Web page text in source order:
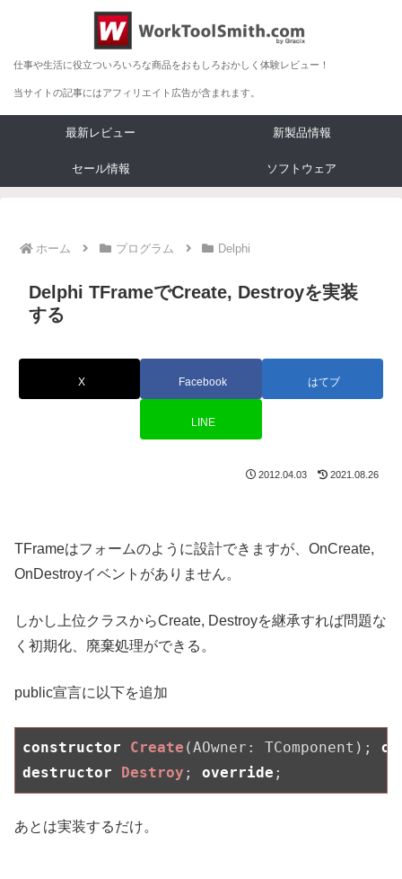
仕事や生活に役立ついろいろな商品をおもしろおかしく体験レビュー！
当サイトの記事にはアフィリエイト広告が含まれます。
最新レビュー 新製品情報
セール情報 ソフトウェア
ホーム プログラム Delphi
Delphi TFrameでCreate, Destroyを実装
する
X Facebook はてブ
LINE
2012.04.03 2021.08.26
TFrameはフォームのように設計できますが、OnCreate,
OnDestroyイベントがありません。
しかし上位クラスからCreate, Destroyを継承すれば問題な
く初期化、廃棄処理ができる。
public宣言に以下を追加
constructor Create (AOwner: TComponent) ;
destructor
Destroy ; override ;
あとは実装するだけ。